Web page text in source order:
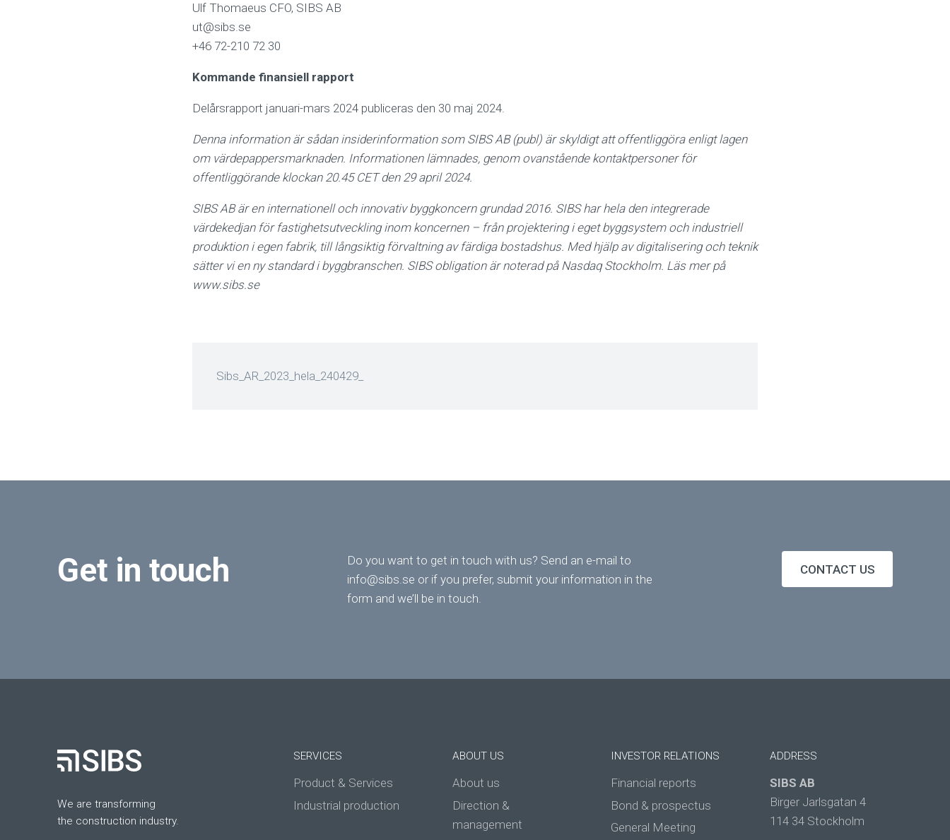
Ulf Thomaeus CFO, SIBS AB
ut@sibs.se
+46 72-210 72 30
Kommande finansiell rapport
Delårsrapport januari-mars 2024 publiceras den 30 maj 2024.
Denna information är sådan insiderinformation som SIBS AB (publ) är skyldigt att offentliggöra enligt lagen
om värdepappersmarknaden. Informationen lämnades, genom ovanstående kontaktpersoner för
offentliggörande klockan 20.45 CET den 29 april 2024.
SIBS AB är en internationell och innovativ byggkoncern grundad 2016. SIBS har hela den integrerade
värdekedjan för fastighetsutveckling inom koncernen – från projektering i eget byggsystem och industriell
produktion i egen fabrik, till långsiktig förvaltning av färdiga bostadshus. Med hjälp av digitalisering och teknik
sätter vi en ny standard i byggbranschen. SIBS obligation är noterad på Nasdaq Stockholm. Läs mer på
www.sibs.se
Sibs_AR_2023_hela_240429_
Get in touch
Do you want to get in touch with us? Send an e-mail to
info@sibs.se or if you prefer, submit your information in the
form and we’ll be in touch.
CONTACT US
We are transforming
the construction industry.
SERVICES
Product & Services
Industrial production
ABOUT US
About us
Direction &
management
INVESTOR RELATIONS
Financial reports
Bond & prospectus
General Meeting
ADDRESS
SIBS AB
Birger Jarlsgatan 4
114 34 Stockholm